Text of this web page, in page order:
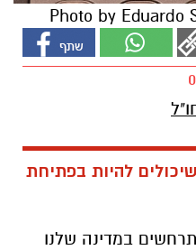
להיות בפתיחת
במדינה שלנו